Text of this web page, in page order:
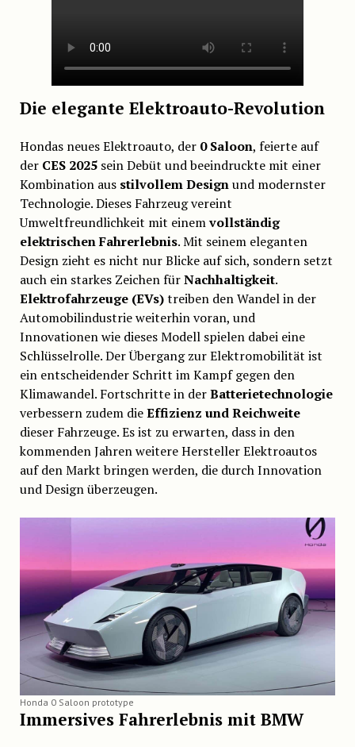
Die elegante Elektroauto-Revolution
Hondas neues Elektroauto, der 0 Saloon, feierte auf
der CES 2025sein Debüt und beeindruckte mit einer
Kombination aus stilvollem Designund modernster
Technologie. Dieses Fahrzeug vereint
Umweltfreundlichkeit mit einemvollständig
elektrischen Fahrerlebnis. Mit seinem eleganten
Design zieht es nicht nur Blicke auf sich, sondern setzt
auch ein starkes Zeichen fürNachhaltigkeit.
Elektrofahrzeuge (EVs)treiben den Wandel in der
Automobilindustrie weiterhin voran, und
Innovationen wie dieses Modell spielen dabei eine
Schlüsselrolle. Der Übergang zur Elektromobilität ist
ein entscheidender Schritt im Kampf gegen den
Klimawandel. Fortschritte in derBatterietechnologie
verbessern zudem dieEffizienz und Reichweite
dieser Fahrzeuge. Es ist zu erwarten, dass in den
kommenden Jahren weitere Hersteller Elektroautos
auf den Markt bringen werden, die durch Innovation
und Design überzeugen.
Honda 0 Saloon prototype
Immersives Fahrerlebnis mit BMW